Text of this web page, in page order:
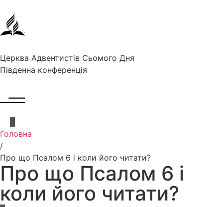
Церква Адвентистів Сьомого Дня
Південна конференція
Головна
/
Про що Псалом 6 і коли його читати?
Про що Псалом 6 і
коли його читати?